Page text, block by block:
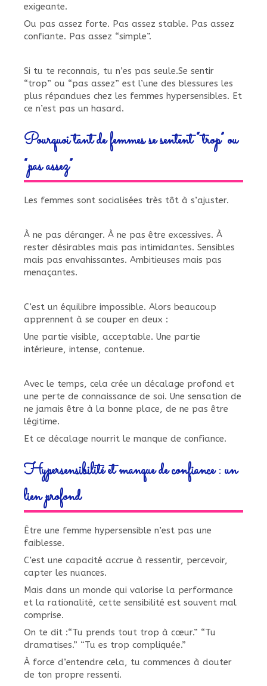
exigeante.
Ou pas assez forte. Pas assez stable. Pas assez
confiante. Pas assez “simple”.
Si tu te reconnais, tu n’es pas seule.Se sentir
“trop” ou “pas assez” est l’une des blessures les
plus répandues chez les femmes hypersensibles. Et
ce n’est pas un hasard.
Pourquoi tant de femmes se sentent “trop” ou
“pas assez”
Les femmes sont socialisées très tôt à s’ajuster.
À ne pas déranger. À ne pas être excessives. À
rester désirables mais pas intimidantes. Sensibles
mais pas envahissantes. Ambitieuses mais pas
menaçantes.
C’est un équilibre impossible. Alors beaucoup
apprennent à se couper en deux :
Une partie visible, acceptable. Une partie
intérieure, intense, contenue.
Avec le temps, cela crée un décalage profond et
une perte de connaissance de soi. Une sensation de
ne jamais être à la bonne place, de ne pas être
légitime.
Et ce décalage nourrit le manque de confiance.
Hypersensibilité et manque de confiance : un
lien profond
Être une femme hypersensible n’est pas une
faiblesse.
C’est une capacité accrue à ressentir, percevoir,
capter les nuances.
Mais dans un monde qui valorise la performance
et la rationalité, cette sensibilité est souvent mal
comprise.
On te dit :“Tu prends tout trop à cœur.” “Tu
dramatises.” “Tu es trop compliquée.”
À force d’entendre cela, tu commences à douter
de ton propre ressenti.